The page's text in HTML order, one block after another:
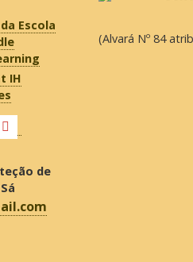
Escola
IH
de
(Alvará Nº 84